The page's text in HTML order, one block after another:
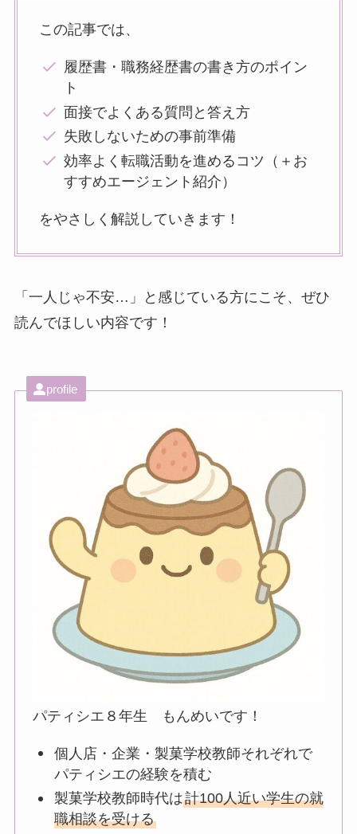
この記事では、
履歴書・職務経歴書の書き方のポイン
ト
面接でよくある質問と答え方
失敗しないための事前準備
効率よく転職活動を進めるコツ（＋お
すすめエージェント紹介）
をやさしく解説していきます！
「一人じゃ不安…」と感じている方にこそ、ぜひ
読んでほしい内容です！
profile
パティシエ８年生 もんめいです！
個人店・企業・製菓学校教師それぞれで
パティシエの経験を積む
製菓学校教師時代は計100人近い学生の就
職相談を受ける